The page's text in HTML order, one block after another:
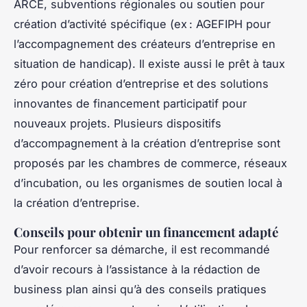
ARCE, subventions régionales ou soutien pour
création d’activité spécifique (ex : AGEFIPH pour
l’accompagnement des créateurs d’entreprise en
situation de handicap). Il existe aussi le prêt à taux
zéro pour création d’entreprise et des solutions
innovantes de financement participatif pour
nouveaux projets. Plusieurs dispositifs
d’accompagnement à la création d’entreprise sont
proposés par les chambres de commerce, réseaux
d’incubation, ou les organismes de soutien local à
la création d’entreprise.
Conseils pour obtenir un financement adapté
Pour renforcer sa démarche, il est recommandé
d’avoir recours à l’assistance à la rédaction de
business plan ainsi qu’à des conseils pratiques